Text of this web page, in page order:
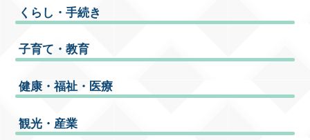
くらし・手続き
子育て・教育
健康・福祉・医療
観光・産業